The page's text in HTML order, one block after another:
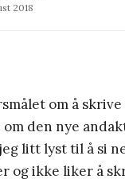
2018
om å skrive
den nye
litt lyst til å si
og ikke liker å